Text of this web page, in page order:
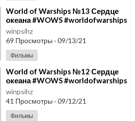
⁣World of Warships №13 Сердце
океана #WOWS #worldofwarships
#Winpsih
winpsihz
69 Просмотры · 09/13/21
Фильмы
⁣World of Warships №12 Сердце
океана #WOWS #worldofwarships
#Winpsih
winpsihz
41 Просмотры · 09/12/21
Фильмы